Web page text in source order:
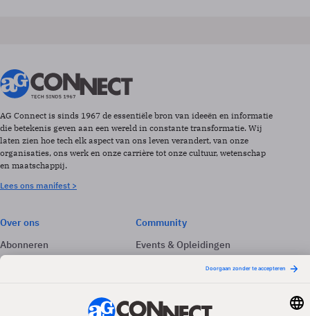
AG Connect is sinds 1967 de essentiële bron van ideeën en informatie
die betekenis geven aan een wereld in constante transformatie. Wij
laten zien hoe tech elk aspect van ons leven verandert, van onze
organisaties, ons werk en onze carrière tot onze cultuur, wetenschap
en maatschappij.
Lees ons manifest >
Over ons
Abonneren
Adverteren
Community
Events & Opleidingen